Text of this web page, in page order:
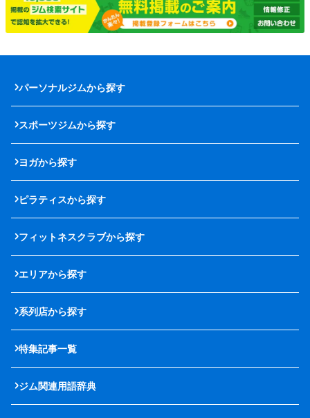
パーソナルジムから探す
スポーツジムから探す
ヨガから探す
ピラティスから探す
フィットネスクラブから探す
エリアから探す
系列店から探す
特集記事一覧
ジム関連用語辞典